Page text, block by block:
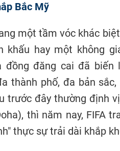
Bắc Mỹ
một tầm vóc khác
khấu hay một không
đồng đăng cai đã
thành phố, đa bản
trước đây thường định
thì năm nay, FIFA
thực sự trải dài khắp